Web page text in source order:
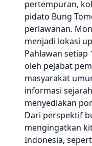
pertempuran,
pidato Bung
perlawanan.
menjadi lokasi
Pahlawan setiap
oleh pejabat
masyarakat
informasi
menyediakan
Dari perspektif
mengingatkan
Indonesia,